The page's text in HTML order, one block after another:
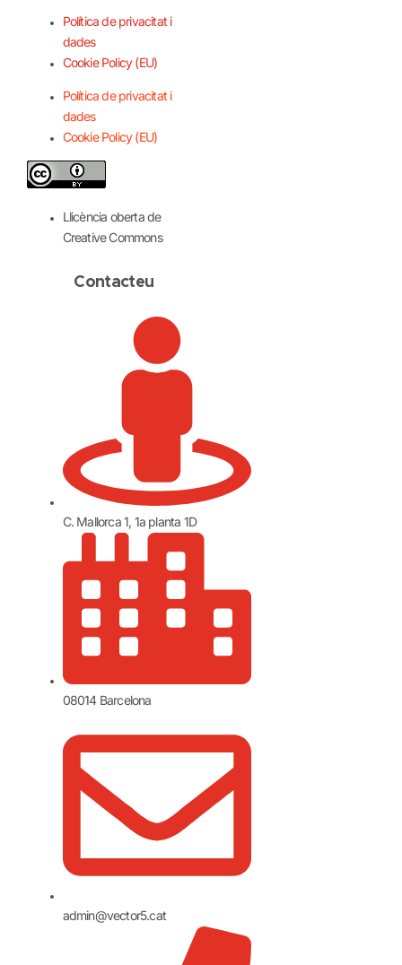
Política de privacitat i
dades
Cookie Policy (EU)
Política de privacitat i
dades
Cookie Policy (EU)
Llicència oberta de
Creative Commons
Contacteu
C. Mallorca 1, 1a planta 1D
08014 Barcelona
admin@vector5.cat